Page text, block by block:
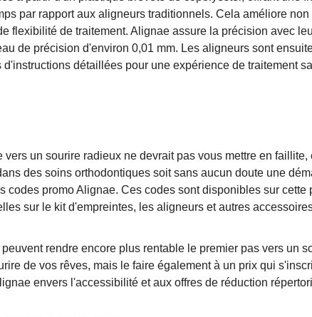
par rapport aux aligneurs traditionnels. Cela améliore
flexibilité de traitement. Alignae assure la précision avec
de précision d'environ 0,01 mm. Les aligneurs sont
d'instructions détaillées pour une expérience de traitement
vers un sourire radieux ne devrait pas vous mettre en
des soins orthodontiques soit sans aucun doute une
codes promo Alignae. Ces codes sont disponibles sur
sur le kit d'empreintes, les aligneurs et autres
rendre encore plus rentable le premier pas vers un
de vos rêves, mais le faire également à un prix qui
envers l'accessibilité et aux offres de réduction